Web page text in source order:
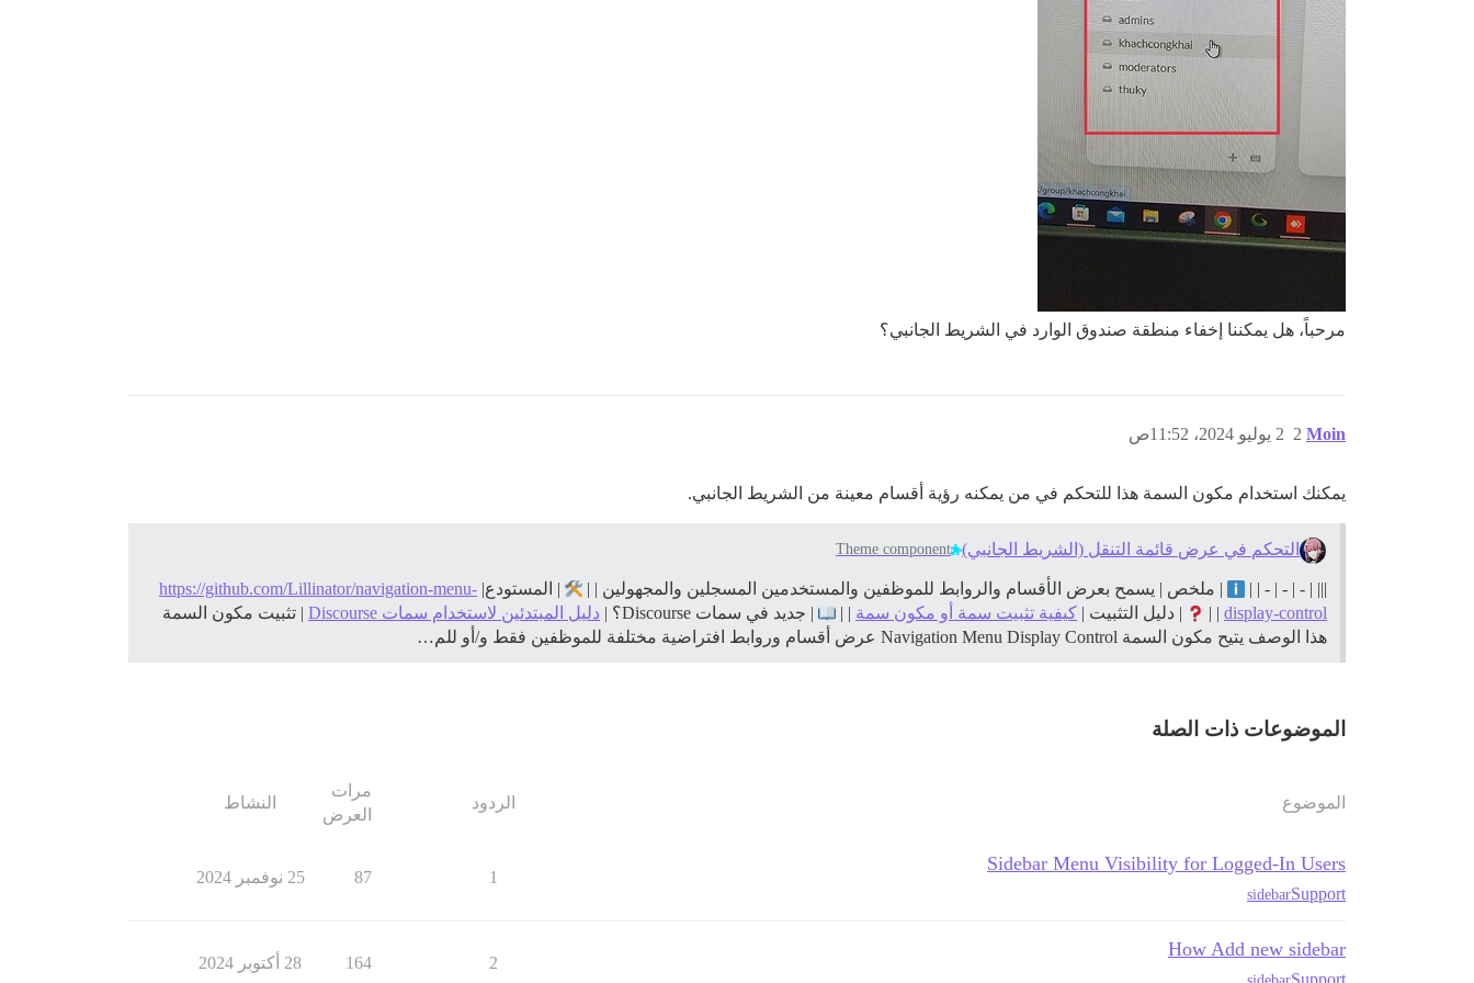
مرحباً، هل يمكننا إخفاء منطقة صندوق الوارد في الشريط الجانبي؟
Moin 2 يوليو 2024، 11:52ص 2
يمكنك استخدام مكون السمة هذا للتحكم في من يمكنه رؤية أقسام معينة من الشريط الجانبي.
التحكم في عرض قائمة التنقل (الشريط الجانبي) Theme component
||| | - | - | - | | | ملخص | يسمح بعرض الأقسام والروابط للموظفين والمستخدمين المسجلين والمجهولين | | | المستودع| https://github.com/Lillinator/navigation-menu-
display-control
| | | دليل التثبيت | كيفية تثبيت سمة أو مكون سمة | | | جديد في سمات Discourse؟ | دليل المبتدئين لاستخدام سمات Discourse
| تثبيت مكون السمة
هذا
الوصف يتيح مكون السمة Navigation Menu Display Control عرض أقسام وروابط افتراضية مختلفة للموظفين فقط و/أو للم…
الموضوعات ذات الصلة
الموضوع الردود
مرات
العرض
النشاط
Sidebar Menu Visibility for Logged-In Users
Support
sidebar
1
87 25 نوفمبر 2024
How Add new sidebar
2
164 28 أكتوبر 2024